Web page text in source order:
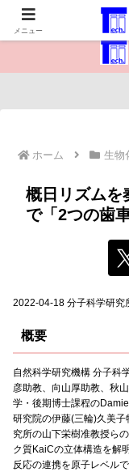
医療保
ホーム 生物
概日リズムを
で「2つの歯
2022-04-18 分子科学研究
概要
自然科学研究機構 分子科
彦助教、向山厚助教、秋
学・後期博士課程の
研究院の伊藤(三輪)久美
究所の山下栄樹准教授ら
ク質KaiCの立体構造を解
反応の連携を原子レベルで
メニュー